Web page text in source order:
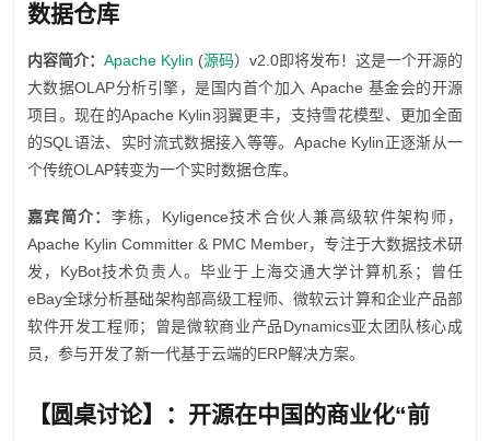
数据仓库
内容简介： Apache Kylin (源码）v2.0即将发布！这是一个开源的
大数据OLAP分析引擎，是国内首个加入 Apache 基金会的开源
项目。现在的Apache Kylin羽翼更丰，支持雪花模型、更加全面
的SQL语法、实时流式数据接入等等。Apache Kylin正逐渐从一
个传统OLAP转变为一个实时数据仓库。
嘉宾简介： 李栋，Kyligence技术合伙人兼高级软件架构师，
Apache Kylin Committer & PMC Member，专注于大数据技术研
发，KyBot技术负责人。毕业于上海交通大学计算机系；曾任
eBay全球分析基础架构部高级工程师、微软云计算和企业产品部
软件开发工程师；曾是微软商业产品Dynamics亚太团队核心成
员，参与开发了新一代基于云端的ERP解决方案。
【圆桌讨论】：开源在中 国的商业化“前